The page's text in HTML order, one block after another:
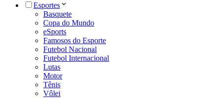
Esportes
Basquete
Copa do Mundo
eSports
Famosos do Esporte
Futebol Nacional
Futebol Internacional
Lutas
Motor
Tênis
Vôlei